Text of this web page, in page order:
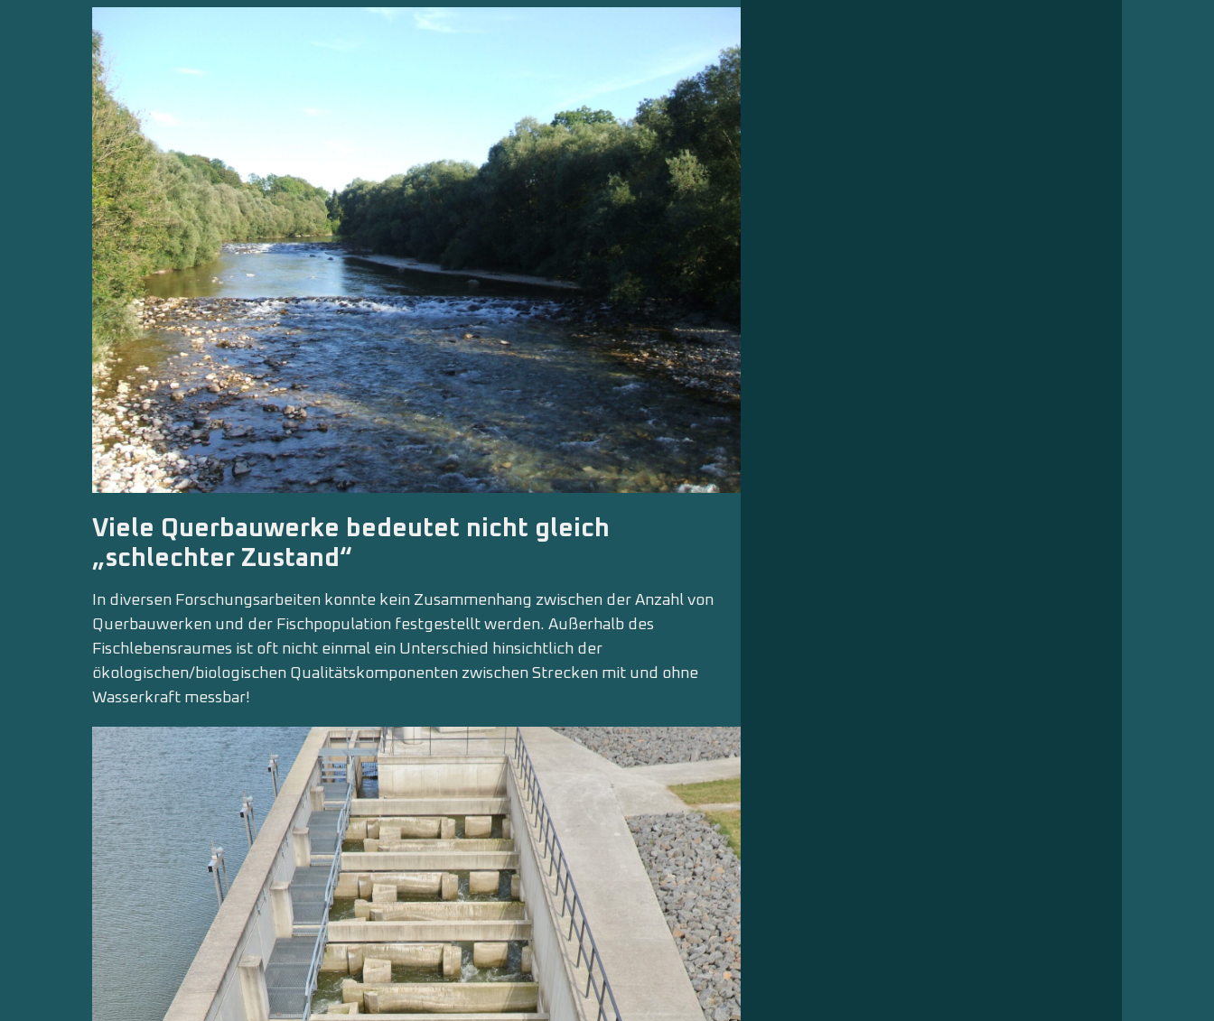
Viele Querbauwerke bedeutet nicht gleich
„schlechter Zustand“
In diversen Forschungsarbeiten konnte kein Zusammenhang zwischen der Anzahl von
Querbauwerken und der Fischpopulation festgestellt werden. Außerhalb des
Fischlebensraumes ist oft nicht einmal ein Unterschied hinsichtlich der
ökologischen/biologischen Qualitätskomponenten zwischen Strecken mit und ohne
Wasserkraft messbar!